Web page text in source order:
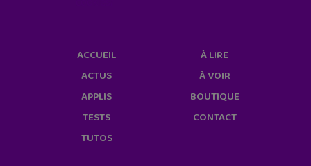
ACCUEIL
ACTUS
APPLIS
TESTS
TUTOS
À LIRE
À VOIR
BOUTIQUE
CONTACT